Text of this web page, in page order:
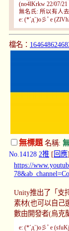
(no4lKrkw 22/07/21
無名氏: 所以有人
e: (*´д`)o彡ﾟe
檔名：
無標題名稱:
No.14128 2推 [回應]
https://
Unity推出了「支
素材(也可以自己
數由開發者(烏克
e: (*´д`)o彡ﾟe